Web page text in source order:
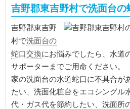
吉野郡東吉野村で洗面台の
吉野郡東吉野
村で洗面台の
蛇口交換にお悩みでしたら、水道
サポーターまでご用命ください。
家の洗面台の水道蛇口に不具合が
たい、洗面化粧台をエコシングル
代・ガス代を節約したい、洗面所